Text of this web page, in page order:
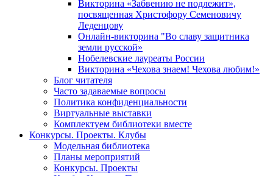
Викторина «Забвению не подлежит»,
посвященная Христофору Семеновичу
Леденцову
Онлайн-викторина "Во славу защитника
земли русской»
Нобелевские лауреаты России
Викторина «Чехова знаем! Чехова любим!»
Блог читателя
Часто задаваемые вопросы
Политика конфиденциальности
Виртуальные выставки
Комплектуем библиотеки вместе
Конкурсы. Проекты. Клубы
Модельная библиотека
Планы мероприятий
Конкурсы. Проекты